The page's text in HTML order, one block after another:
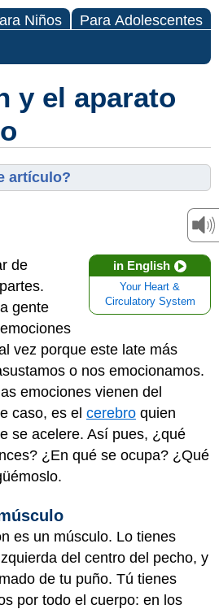
Niños Para Adolescentes
y el aparato
artículo?
in English
Your Heart &
Circulatory System
de
gente
vez porque este late más
o nos emocionamos.
emociones vienen del
caso, es el cerebro quien
se acelere. Así pues, ¿qué
¿En qué se ocupa? ¿Qué
es un músculo. Lo tienes
del centro del pecho, y
de tu puño. Tú tienes
por todo el cuerpo: en los